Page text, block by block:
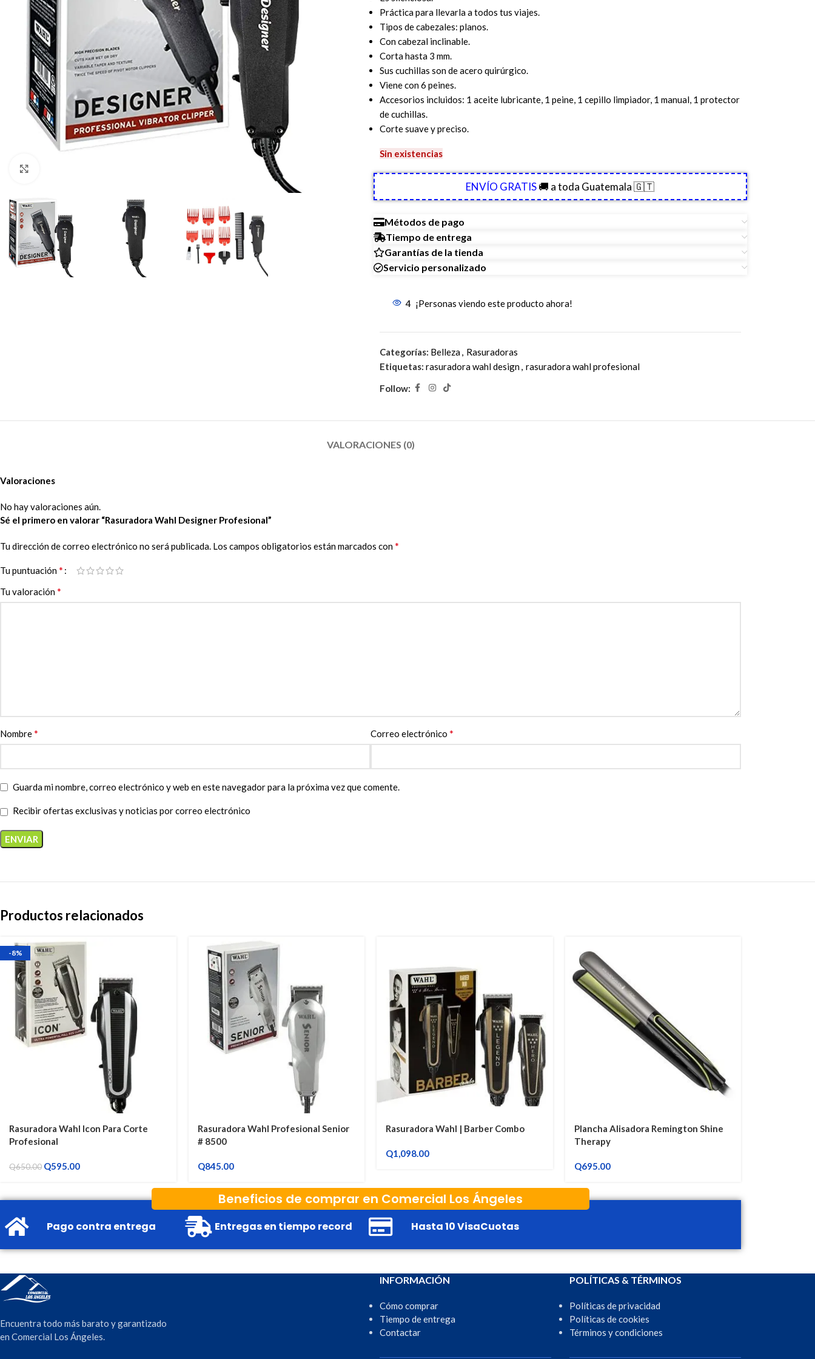
Práctica para llevarla a todos tus viajes.
Tipos de cabezales: planos.
Con cabezal inclinable.
Corta hasta 3 mm.
Sus cuchillas son de acero quirúrgico.
Viene con 6 peines.
Accesorios incluidos: 1 aceite lubricante, 1 peine, 1 cepillo limpiador, 1 manual, 1 protector
de cuchillas.
Corte suave y preciso.
Sin existencias
ENVÍO GRATIS🚚 a toda Guatemala 🇬🇹
Métodos de pago
Tiempo de entrega
Garantías de la tienda
Servicio personalizado
4 ¡Personas viendo este producto ahora!
Categorías: Belleza, Rasuradoras
Etiquetas: rasuradora wahl design, rasuradora wahl profesional
Follow:
VALORACIONES (0)
Valoraciones
No hay valoraciones aún.
Sé el primero en valorar “Rasuradora Wahl Designer Profesional”
Tu dirección de correo electrónico no será publicada. Los campos obligatorios están marcados con*
Tu puntuación*
Tu valoración*
Nombre* Correo electrónico *
Guarda mi nombre, correo electrónico y web en este navegador para la próxima vez que comente.
Recibir ofertas exclusivas y noticias por correo electrónico
Productos relacionados
-8%
Rasuradora Wahl Icon Para Corte
Profesional
Q650.00 Q595.00
Rasuradora Wahl Profesional Senior
# 8500
Q845.00
Rasuradora Wahl | Barber Combo
Q1,098.00
Plancha Alisadora Remington Shine
Therapy
Q695.00
Beneficios de comprar en Comercial Los Ángeles
Pago contra entrega Entregas en tiempo record Hasta 10 VisaCuotas
Encuentra todo más barato y garantizado
en Comercial Los Ángeles.
INFORMACIÓN
Cómo comprar
Tiempo de entrega
Contactar
POLÍTICAS & TÉRMINOS
Políticas de privacidad
Políticas de cookies
Términos y condiciones